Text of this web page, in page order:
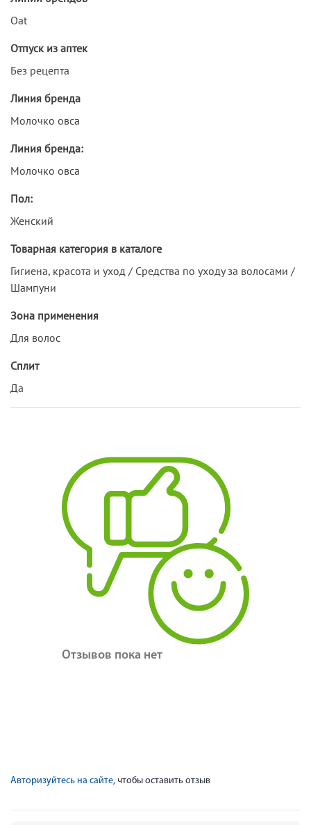
Oat
Отпуск из аптек
Без рецепта
Линия бренда
Молочко овса
Линия бренда:
Молочко овса
Пол:
Женский
Товарная категория в каталоге
Гигиена, красота и уход / Средства по уходу за волосами /
Шампуни
Зона применения
Для волос
Сплит
Да
Отзывов пока нет
Авторизуйтесь на сайте, чтобы оставить отзыв